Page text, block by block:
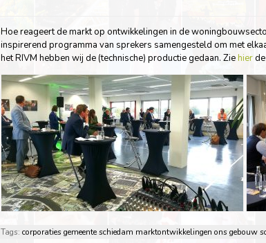
Hoe reageert de markt op ontwikkelingen in de
inspirerend programma van sprekers samengesteld om met
het RIVM hebben wij de (technische) productie gedaan. Ziehier
Tags: corporatiesgemeente schiedam marktontwikkelingen ons gebouw